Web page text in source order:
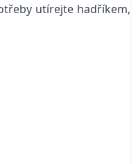
utírejte hadříkem,